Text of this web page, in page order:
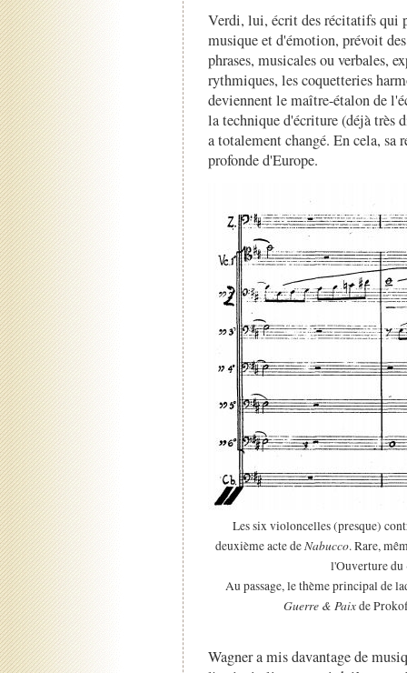
Verdi, lui, écrit des récitatifs qui
musique et d'émotion, prévoit
phrases, musicales ou verbales,
rythmiques, les coquetteries
deviennent le maître-étalon de
la technique d'écriture (déjà très
a totalement changé. En cela,
profonde d'Europe.
Les six violoncelles (presque)
deuxième acte deNabucco. Rare,
l'Ouverture du
Au passage, le thème principal de
Guerre & Paixde
Wagner a mis davantage de